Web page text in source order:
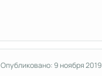
Опубликовано:9 ноября 2019